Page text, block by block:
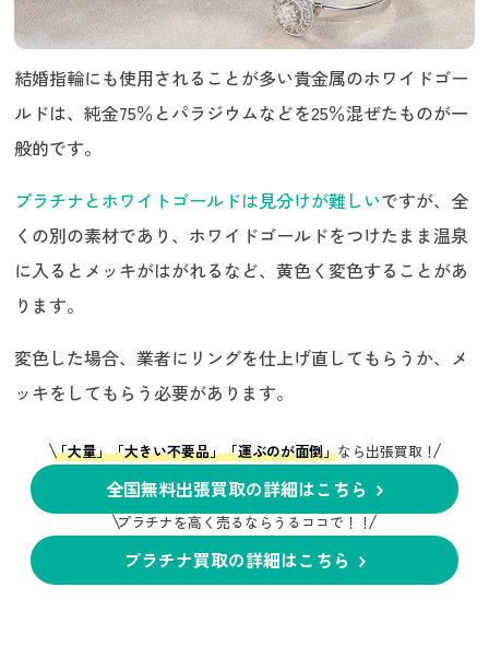
結婚指輪にも使用されることが多い貴金属のホワイドゴー
ルドは、純金75％とパラジウムなどを25％混ぜたものが一
般的です。
プラチナとホワイトゴールドは見分けが難しいですが、全
くの別の素材であり、ホワイドゴールドをつけたまま温泉
に入るとメッキがはがれるなど、黄色く変色することがあ
ります。
変色した場合、業者にリングを仕上げ直してもらうか、メ
ッキをしてもらう必要があります。
「大量」「大きい不要品」「運ぶのが面倒」なら出張買取！
全国無料出張買取の詳細はこちら
プラチナを高く売るならうるココで！！
プラチナ買取の詳細はこちら